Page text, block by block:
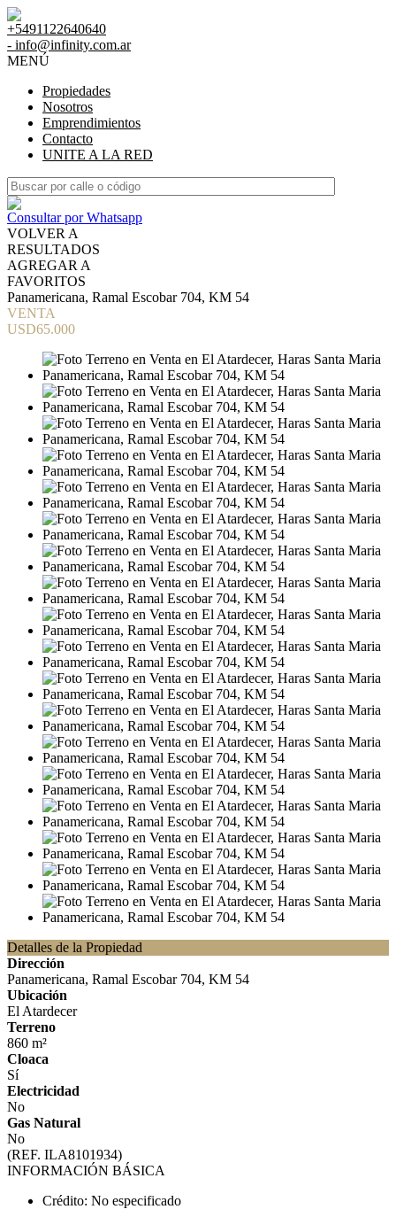
+5491122640640
- info@infinity.com.ar
MENÚ
Propiedades
Nosotros
Emprendimientos
Contacto
UNITE A LA RED
Consultar por Whatsapp
VOLVER A
RESULTADOS
AGREGAR A
FAVORITOS
Panamericana, Ramal Escobar 704, KM 54
VENTA
USD65.000
Detalles de la Propiedad
Dirección
Panamericana, Ramal Escobar 704, KM 54
Ubicación
El Atardecer
Terreno
860 m²
Cloaca
Sí
Electricidad
No
Gas Natural
No
(REF. ILA8101934)
INFORMACIÓN BÁSICA
Crédito: No especificado